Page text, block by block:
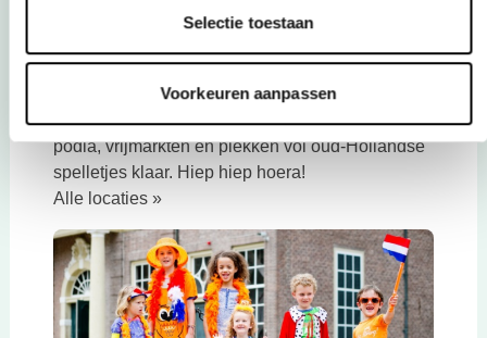
Selectie toestaan
Voorkeuren aanpassen
Op 27 april kleurt het hele land weer oranje!
Vieren jullie de verjaardag van de koning mee?
Op heel veel plekken in de regio staan grote
podia, vrijmarkten en plekken vol oud-Hollandse
spelletjes klaar. Hiep hiep hoera!
Alle locaties »